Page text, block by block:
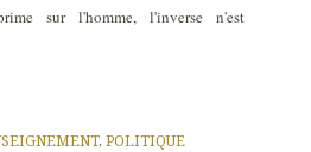
sur l'homme, l'inverse n'est
, POLITIQUE